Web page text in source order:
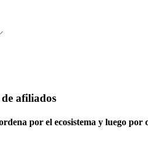
afiliados
por el ecosistema y luego